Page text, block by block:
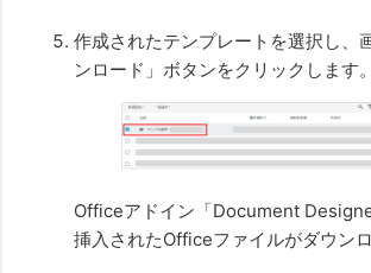
作成されたテンプレートを選択し、
ンロード」ボタンをクリックします。
Officeアドイン「Document
挿入されたOfficeファイルがダウン